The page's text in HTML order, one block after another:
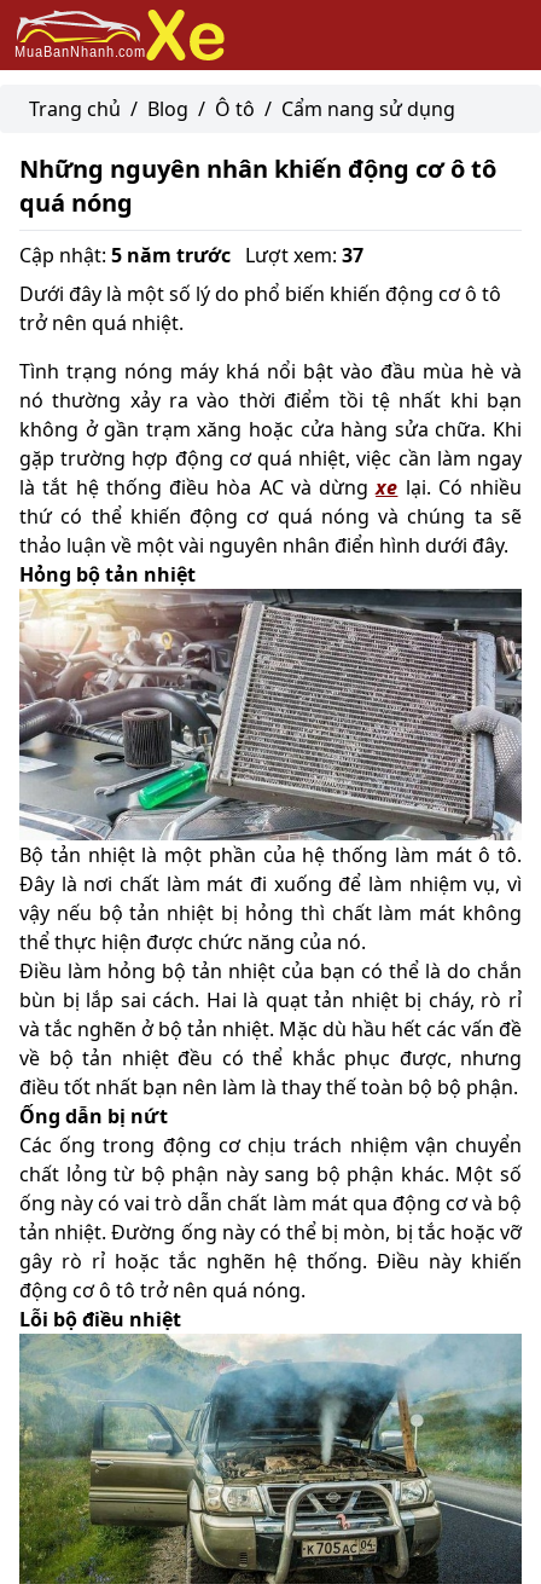
Trang chủ / Blog / Ô tô / Cẩm nang sử dụng
Những nguyên nhân khiến động cơ ô tô
quá nóng
Cập nhật: 5 năm trước Lượt xem: 37
Dưới đây là một số lý do phổ biến khiến động cơ ô tô
trở nên quá nhiệt.
Tình trạng nóng máy khá nổi bật vào đầu mùa hè và
nó thường xảy ra vào thời điểm tồi tệ nhất khi bạn
không ở gần trạm xăng hoặc cửa hàng sửa chữa. Khi
gặp trường hợp động cơ quá nhiệt, việc cần làm ngay
là tắt hệ thống điều hòa AC và dừngxe lại. Có nhiều
thứ có thể khiến động cơ quá nóng và chúng ta sẽ
thảo luận về một vài nguyên nhân điển hình dưới đây.
Hỏng bộ tản nhiệt
Bộ tản nhiệt là một phần của hệ thống làm mát ô tô.
Đây là nơi chất làm mát đi xuống để làm nhiệm vụ, vì
vậy nếu bộ tản nhiệt bị hỏng thì chất làm mát không
thể thực hiện được chức năng của nó.
Điều làm hỏng bộ tản nhiệt của bạn có thể là do chắn
bùn bị lắp sai cách. Hai là quạt tản nhiệt bị cháy, rò rỉ
và tắc nghẽn ở bộ tản nhiệt. Mặc dù hầu hết các vấn đề
về bộ tản nhiệt đều có thể khắc phục được, nhưng
điều tốt nhất bạn nên làm là thay thế toàn bộ bộ phận.
Ống dẫn bị nứt
Các ống trong động cơ chịu trách nhiệm vận chuyển
chất lỏng từ bộ phận này sang bộ phận khác. Một số
ống này có vai trò dẫn chất làm mát qua động cơ và bộ
tản nhiệt. Đường ống này có thể bị mòn, bị tắc hoặc vỡ
gây rò rỉ hoặc tắc nghẽn hệ thống. Điều này khiến
động cơ ô tô trở nên quá nóng.
Lỗi bộ điều nhiệt